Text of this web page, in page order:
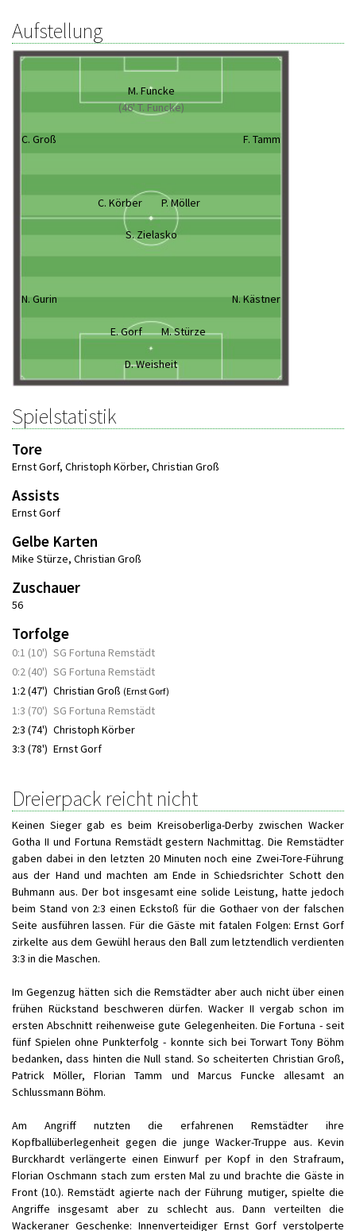
Aufstellung
M. Funcke
(46' T. Funcke)
C. Groß F. Tamm
C. Körber P. Möller
S. Zielasko
N. Gurin N. Kästner
E. Gorf M. Stürze
D. Weisheit
Spielstatistik
Tore
Ernst Gorf, Christoph Körber, Christian Groß
Assists
Ernst Gorf
Gelbe Karten
Mike Stürze, Christian Groß
Zuschauer
56
Torfolge
0:1 (10') SG Fortuna Remstädt
0:2 (40') SG Fortuna Remstädt
1:2 (47') Christian Groß (Ernst Gorf)
1:3 (70') SG Fortuna Remstädt
2:3 (74') Christoph Körber
3:3 (78') Ernst Gorf
Dreierpack reicht nicht
Keinen Sieger gab es beim Kreisoberliga-Derby zwischen Wacker
Gotha II und Fortuna Remstädt gestern Nachmittag. Die Remstädter
gaben dabei in den letzten 20 Minuten noch eine Zwei-Tore-Führung
aus der Hand und machten am Ende in Schiedsrichter Schott den
Buhmann aus. Der bot insgesamt eine solide Leistung, hatte jedoch
beim Stand von 2:3 einen Eckstoß für die Gothaer von der falschen
Seite ausführen lassen. Für die Gäste mit fatalen Folgen: Ernst Gorf
zirkelte aus dem Gewühl heraus den Ball zum letztendlich verdienten
3:3 in die Maschen.
Im Gegenzug hätten sich die Remstädter aber auch nicht über einen
frühen Rückstand beschweren dürfen. Wacker II vergab schon im
ersten Abschnitt reihenweise gute Gelegenheiten. Die Fortuna - seit
fünf Spielen ohne Punkterfolg - konnte sich bei Torwart Tony Böhm
bedanken, dass hinten die Null stand. So scheiterten Christian Groß,
Patrick Möller, Florian Tamm und Marcus Funcke allesamt an
Schlussmann Böhm.
Am Angriff nutzten die erfahrenen Remstädter ihre
Kopfballüberlegenheit gegen die junge Wacker-Truppe aus. Kevin
Burckhardt verlängerte einen Einwurf per Kopf in den Strafraum,
Florian Oschmann stach zum ersten Mal zu und brachte die Gäste in
Front (10.). Remstädt agierte nach der Führung mutiger, spielte die
Angriffe insgesamt aber zu schlecht aus. Dann verteilten die
Wackeraner Geschenke: Innenverteidiger Ernst Gorf verstolperte